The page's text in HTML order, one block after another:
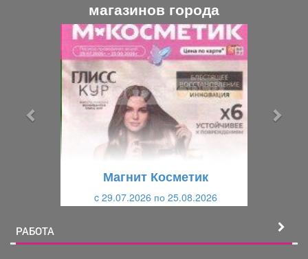
магазинов города
Магнит Косметик
c 29.07.2026 по 25.08.2026
РАБОТА